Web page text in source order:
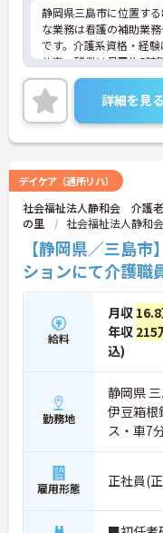
静岡県三島市に位置す
な業務は看護の補助業
です。介護系資格・経
仕事、残業は月平均5時
ートも大切にしながら
をお持ちの方はお気軽
詳細を見る
デイケア（通所リハ）
社会福祉法人静和会 介護
の里
社会福祉法人静和
【静岡県／三島
ションにて介護職
給料
月収
年収 215
込)
勤務地
静岡県
伊豆箱根
ス・車7
雇用形態 正社員(